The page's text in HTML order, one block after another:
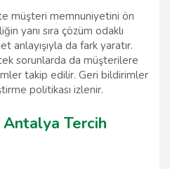
müşteri memnuniyetini ön
yanı sıra çözüm odaklı
anlayışıyla da fark yaratır.
sorunlarda da müşterilere
takip edilir. Geri bildirimler
politikası izlenir.
Tercih